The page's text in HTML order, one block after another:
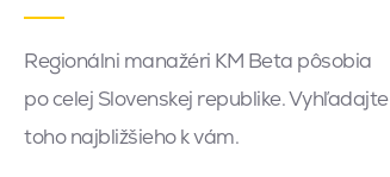
Regionálni manažéri KM Beta pôsobia
po celej Slovenskej republike. Vyhľadajte
toho najbližšieho k vám.